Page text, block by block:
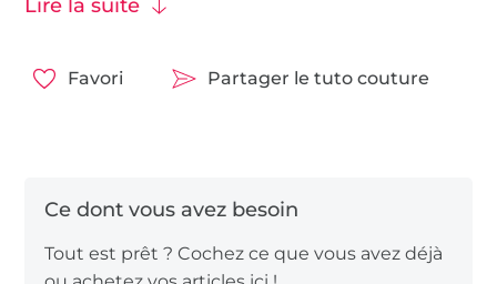
Lire la suite
Favori Partager le tuto couture
Tout est prêt ? Cochez ce que vous avez déjà